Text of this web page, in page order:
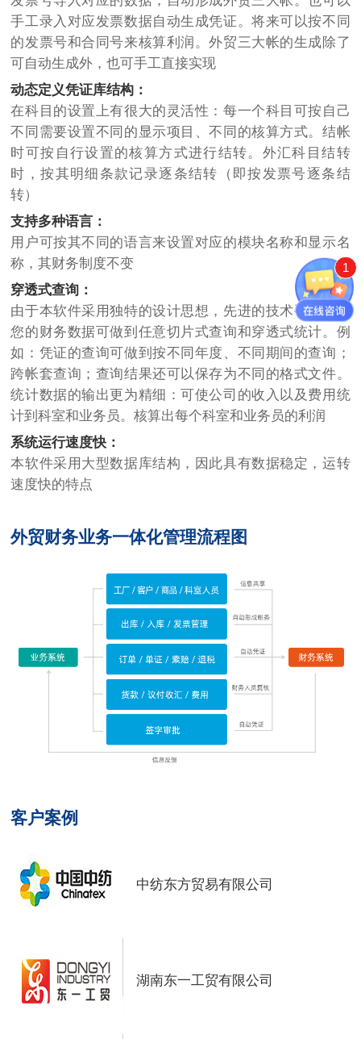
手工录入对应发票数据自动生成凭证。将来可以按不同
的发票号和合同号来核算利润。外贸三大帐的生成除了
可自动生成外，也可手工直接实现
动态定义凭证库结构：
在科目的设置上有很大的灵活性：每一个科目可按自己
不同需要设置不同的显示项目、不同的核算方式。结帐
时可按自行设置的核算方式进行结转。外汇科目结转
时，按其明细条款记录逐条结转（即按发票号逐条结
转）
支持多种语言：
用户可按其不同的语言来设置对应的模块名称和显示名
称，其财务制度不变
穿透式查询：
由于本软件采用独特的设计思想，先进的技术手段，使
您的财务数据可做到任意切片式查询和穿透式统计。例
如：凭证的查询可做到按不同年度、不同期间的查询；
跨帐套查询；查询结果还可以保存为不同的格式文件。
统计数据的输出更为精细：可使公司的收入以及费用统
计到科室和业务员。核算出每个科室和业务员的利润
系统运行速度快：
本软件采用大型数据库结构，因此具有数据稳定，运转
速度快的特点
外贸财务业务一体化管理流程图
客户案例
中纺东方贸易有限公司
湖南东一工贸有限公司
1